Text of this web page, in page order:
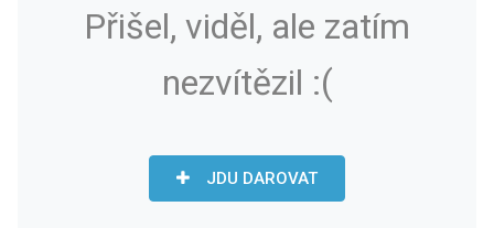
Přišel, viděl, ale zatím
nezvítězil :(
JDU DAROVAT